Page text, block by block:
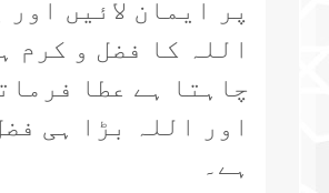
پر ایمان لائیں اور
اللہ کا فضل و کرم
چاہتا ہے عطا
اور اللہ بڑا ہی
ہے۔